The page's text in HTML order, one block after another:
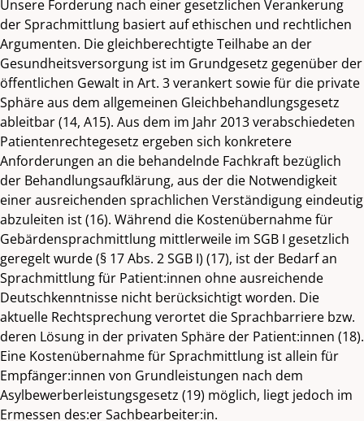
Unsere Forderung nach einer gesetzlichen Verankerung
der Sprachmittlung basiert auf ethischen und rechtlichen
Argumenten. Die gleichberechtigte Teilhabe an der
Gesundheitsversorgung ist im Grundgesetz gegenüber der
öffentlichen Gewalt in Art. 3 verankert sowie für die private
Sphäre aus dem allgemeinen Gleichbehandlungsgesetz
ableitbar (14, A15). Aus dem im Jahr 2013 verabschiedeten
Patientenrechtegesetz ergeben sich konkretere
Anforderungen an die behandelnde Fachkraft bezüglich
der Behandlungsaufklärung, aus der die Notwendigkeit
einer ausreichenden sprachlichen Verständigung eindeutig
abzuleiten ist (16). Während die Kostenübernahme für
Gebärdensprachmittlung mittlerweile im SGB I gesetzlich
geregelt wurde (§ 17 Abs. 2 SGB I) (17), ist der Bedarf an
Sprachmittlung für Patient:innen ohne ausreichende
Deutschkenntnisse nicht berücksichtigt worden. Die
aktuelle Rechtsprechung verortet die Sprachbarriere bzw.
deren Lösung in der privaten Sphäre der Patient:innen (18).
Eine Kostenübernahme für Sprachmittlung ist allein für
Empfänger:innen von Grundleistungen nach dem
Asylbewerberleistungsgesetz (19) möglich, liegt jedoch im
Ermessen des:er Sachbearbeiter:in.